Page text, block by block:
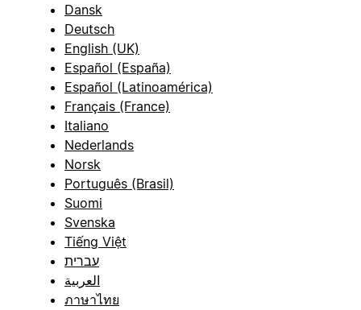
Dansk
Deutsch
English (UK)
Español (España)
Español (Latinoamérica)
Français (France)
Italiano
Nederlands
Norsk
Português (Brasil)
Suomi
Svenska
Tiếng Việt
עברית
العربية
ภาษาไทย